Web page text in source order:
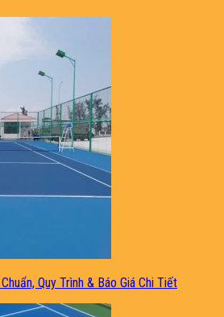
Quy Trình & Báo Giá Chi Tiết